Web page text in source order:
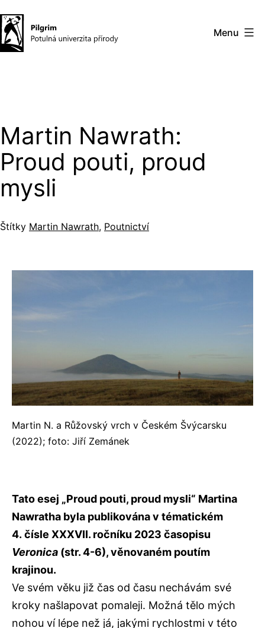
k
obsahu
přírody
Menu
Martin Nawrath:
Proud pouti, proud
mysli
Štítky Martin Nawrath, Poutnictví
Martin N. a Růžovský vrch v Českém Švýcarsku
(2022); foto: Jiří Zemánek
Tato esej „Proud pouti, proud mysli“ Martina
Nawratha byla publikována v tématickém
4. čísle XXXVII. ročníku 2023 časopisu
Veronica (str. 4-6), věnovaném poutím
krajinou.
Ve svém věku již čas od času nechávám své
kroky našlapovat pomaleji. Možná tělo mých
nohou ví lépe než já, jakými rychlostmi v této